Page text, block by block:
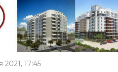
2021, 17:45